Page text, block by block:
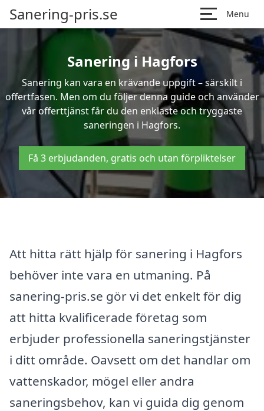
Sanering-pris.se Menu
Sanering i Hagfors
Sanering kan vara en krävande uppgift – särskilt i
offertfasen. Men om du följer denna guide och använder
vår offerttjänst får du den enklaste och tryggaste
saneringen i Hagfors.
Få 3 erbjudanden, gratis och utan förpliktelser
Att hitta rätt hjälp för sanering i Hagfors
behöver inte vara en utmaning. På
sanering-pris.se gör vi det enkelt för dig
att hitta kvalificerade företag som
erbjuder professionella saneringstjänster
i ditt område. Oavsett om det handlar om
vattenskador, mögel eller andra
saneringsbehov, kan vi guida dig genom